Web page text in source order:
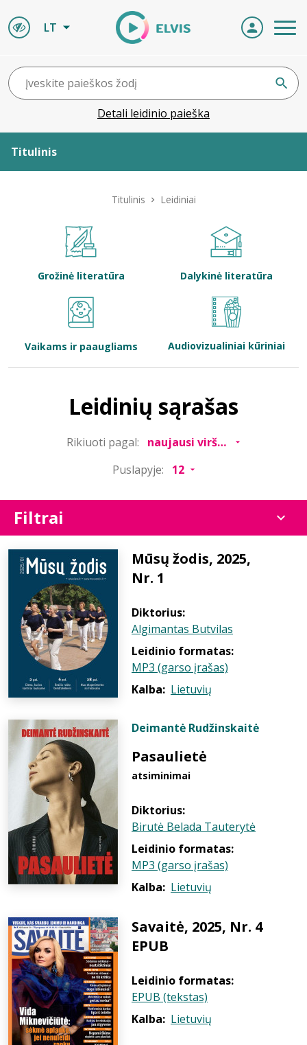
LT
Detali leidinio paieška
Titulinis
Bibliotekoms
Titulinis Leidiniai
Grožinė literatūra Dalykinė literatūra
Vaikams ir paaugliams Audiovizualiniai kūriniai
Leidinių sąrašas
Rikiuoti pagal:
Puslapyje:
Filtrai
Mūsų žodis, 2025,
Nr. 1
Diktorius:
Algimantas Butvilas
Leidinio formatas:
MP3 (garso įrašas)
Kalba: Lietuvių
Deimantė Rudžinskaitė
Pasaulietė
atsiminimai
Diktorius:
Birutė Belada Tauterytė
Leidinio formatas:
MP3 (garso įrašas)
Kalba: Lietuvių
Savaitė, 2025, Nr. 4
EPUB
Leidinio formatas:
EPUB (tekstas)
Kalba: Lietuvių